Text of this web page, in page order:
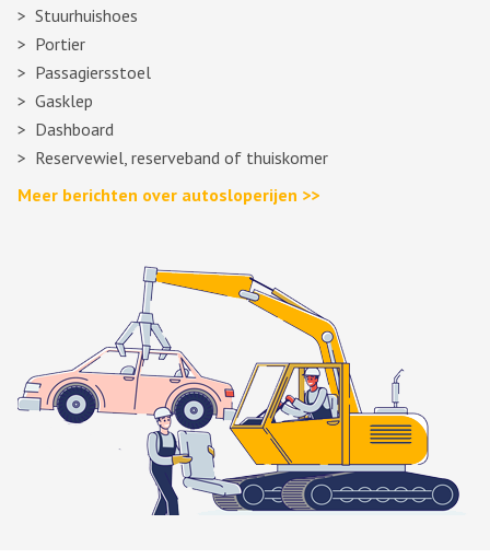
Stuurhuishoes
Portier
Passagiersstoel
Gasklep
Dashboard
Reservewiel, reserveband of thuiskomer
Meer berichten over autosloperijen >>